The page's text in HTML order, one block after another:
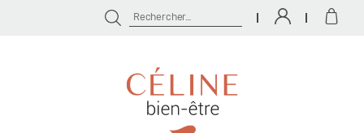
Rechercher :